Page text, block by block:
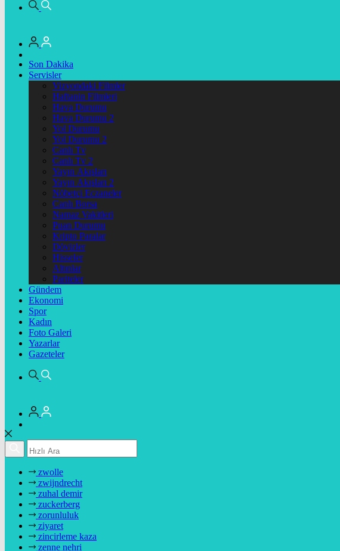
Son Dakika
Servisler
Vizyondaki Filmler
Haftanin Filmleri
Hava Durumu
Hava Durumu 2
Yol Durumu
Yol Durumu 2
Canlı Tv
Canlı Tv 2
Yayın Akışları
Yayın Akışları 2
Nöbetçi Eczaneler
Canlı Borsa
Namaz Vakitleri
Puan Durumu
Kripto Paralar
Dövizler
Hisseler
Altınlar
Pariteler
Gündem
Ekonomi
Spor
Kadın
Foto Galeri
Yazarlar
Gazeteler
zwolle
zwijndrecht
zuhal demir
zuckerberg
zorunluluk
ziyaret
zincirleme kaza
zenne nehri